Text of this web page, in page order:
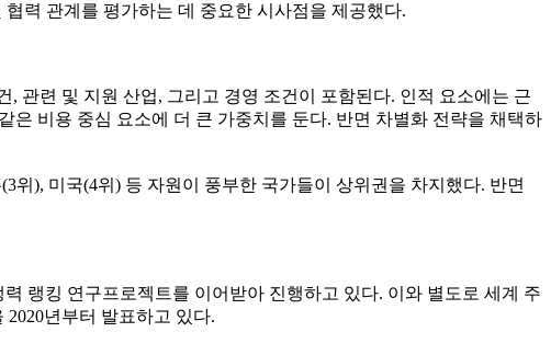
력 관계를 평가하는 데 중요한 시사점을 제공했다.
관련 및 지원 산업, 그리고 경영 조건이 포함된다. 인적 요소에는 근
은 비용 중심 요소에 더 큰 가중치를 둔다. 반면 차별화 전략을 채택하
위), 미국(4위) 등 자원이 풍부한 국가들이 상위권을 차지했다. 반면
랭킹 연구프로젝트를 이어받아 진행하고 있다. 이와 별도로 세계 주
년부터 발표하고 있다.